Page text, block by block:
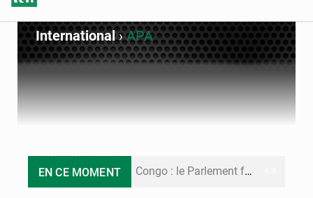
International›APA
EN CE MOMENT Congo : le Parlement formule 28 recommandations sur le Cadre budgétaire 2027-2029